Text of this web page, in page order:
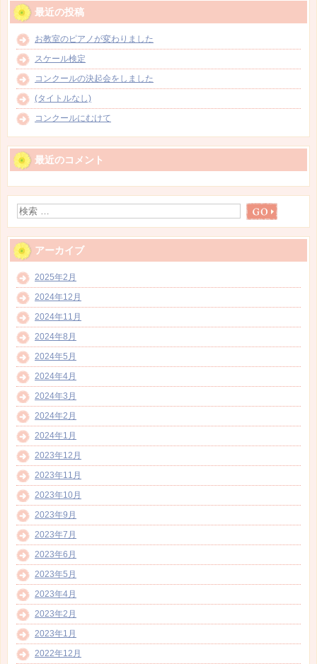
最近の投稿
お教室のピアノが変わりました
スケール検定
コンクールの決起会をしました
(タイトルなし)
コンクールにむけて
最近のコメント
アーカイブ
2025年2月
2024年12月
2024年11月
2024年8月
2024年5月
2024年4月
2024年3月
2024年2月
2024年1月
2023年12月
2023年11月
2023年10月
2023年9月
2023年7月
2023年6月
2023年5月
2023年4月
2023年2月
2023年1月
2022年12月